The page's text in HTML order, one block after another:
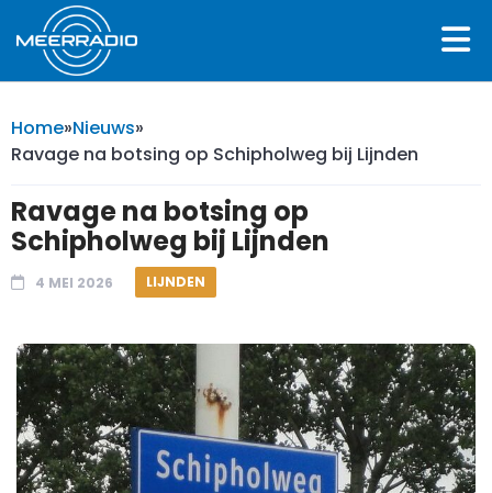
Home»Nieuws»
Ravage na botsing op Schipholweg bij Lijnden
Ravage na botsing op
Schipholweg bij Lijnden
4 MEI 2026 LIJNDEN